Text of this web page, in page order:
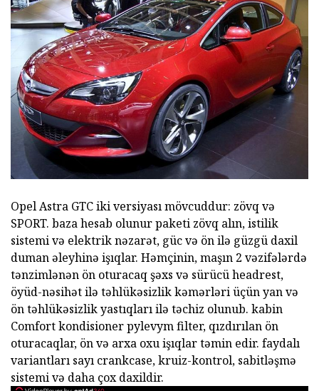
Opel Astra GTC iki versiyası mövcuddur: zövq və
SPORT. baza hesab olunur paketi zövq alın, istilik
sistemi və elektrik nəzarət, güc və ön ilə güzgü daxil
duman əleyhinə işıqlar. Həmçinin, maşın 2 vəzifələrdə
tənzimlənən ön oturacaq şəxs və sürücü headrest,
öyüd-nəsihət ilə təhlükəsizlik kəmərləri üçün yan və
ön təhlükəsizlik yastıqları ilə təchiz olunub. kabin
Comfort kondisioner pylevym filter, qızdırılan ön
oturacaqlar, ön və arxa oxu işıqlar təmin edir. faydalı
variantları sayı crankcase, kruiz-kontrol, sabitləşmə
sistemi və daha çox daxildir.